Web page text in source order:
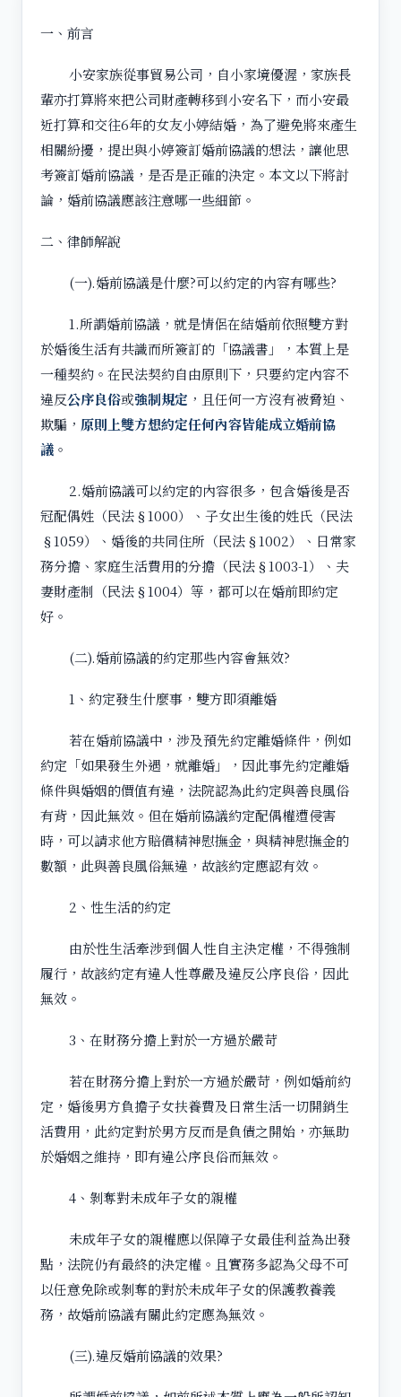
一、前言
小安家族從事貿易公司，自小家境優渥，家族長
輩亦打算將來把公司財產轉移到小安名下，而小安最
近打算和交往6年的女友小婷結婚，為了避免將來產生
相關紛擾，提出與小婷簽訂婚前協議的想法，讓他思
考簽訂婚前協議，是否是正確的決定。本文以下將討
論，婚前協議應該注意哪一些細節。
二、律師解說
(一).婚前協議是什麼?可以約定的內容有哪些?
1.所謂婚前協議，就是情侶在結婚前依照雙方對
於婚後生活有共識而所簽訂的「協議書」，本質上是
一種契約。在民法契約自由原則下，只要約定內容不
違反公序良俗或強制規定 ，且任何一方沒有被脅迫、
欺騙， 原則上雙方想約定任何內容皆能成立婚前協
議 。
2.婚前協議可以約定的內容很多，包含婚後是否
冠配偶姓（民法§1000）、子女出生後的姓氏（民法
§1059）、婚後的共同住所（民法§1002）、日常家
務分擔、家庭生活費用的分擔（民法§1003-1）、夫
妻財產制（民法§1004）等，都可以在婚前即約定
好。
(二).婚前協議的約定那些內容會無效?
1、約定發生什麼事，雙方即須離婚
若在婚前協議中，涉及預先約定離婚條件，例如
約定「如果發生外遇，就離婚」，因此事先約定離婚
條件與婚姻的價值有違，法院認為此約定與善良風俗
有背，因此無效。但在婚前協議約定配偶權遭侵害
時，可以請求他方賠償精神慰撫金，與精神慰撫金的
數額，此與善良風俗無違，故該約定應認有效。
2、性生活的約定
由於性生活牽涉到個人性自主決定權，不得強制
履行，故該約定有違人性尊嚴及違反公序良俗，因此
無效。
3、在財務分擔上對於一方過於嚴苛
若在財務分擔上對於一方過於嚴苛，例如婚前約
定，婚後男方負擔子女扶養費及日常生活一切開銷生
活費用，此約定對於男方反而是負債之開始，亦無助
於婚姻之維持，即有違公序良俗而無效。
4、剝奪對未成年子女的親權
未成年子女的親權應以保障子女最佳利益為出發
點，法院仍有最終的決定權。且實務多認為父母不可
以任意免除或剝奪的對於未成年子女的保護教養義
務，故婚前協議有關此約定應為無效。
(三).違反婚前協議的效果?